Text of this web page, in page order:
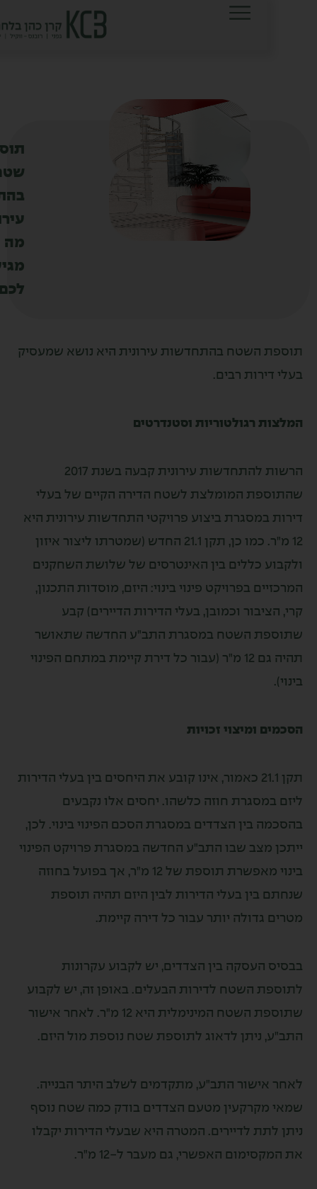
בהתחדשות
עירונית:
השטח בהתחדשות עירונית היא נושא שמעסיק
רבים.
רגולטוריות וסטנדרטים
הרשות להתחדשות עירונית קבעה בשנת 2017
המומלצת לשטח הדירה הקיים של בעלי
ביצוע פרויקטי התחדשות עירונית היא
12 מ"ר. כמו כן, תקן 21.1 החדש (שמטרתו ליצור איזון
כללים בין האינטרסים של שלושת השחקנים
בפרויקט פינוי בינוי: היזם, מוסדות התכנון,
וכמובן, בעלי הדירות הדיירים) קבע
השטח במסגרת התב"ע החדשה שתאושר
תהיה גם 12 מ"ר (עבור כל דירת קיימת במתחם הפינוי
ומיצוי זכויות
תקן 21.1 כאמור, אינו קובע את היחסים בין בעלי הדירות
חוזה כלשהו. יחסים אלו נקבעים
בין הצדדים במסגרת הסכם הפינוי בינוי. לכן,
שבו התב"ע החדשה במסגרת פרויקט הפינוי
בינוי מאפשרת תוספת של 12 מ"ר, אך בפועל בחוזה
בעלי הדירות לבין היזם תהיה תוספת
יותר עבור כל דירה קיימת.
בין הצדדים, יש לקבוע עקרונות
השטח לדירות הבעלים. באופן זה, יש לקבוע
שתוספת השטח המינימלית היא 12 מ"ר. לאחר אישור
לדאוג לתוספת שטח נוספת מול היזם.
התב"ע, מתקדמים לשלב היתר הבנייה.
מטעם הצדדים בודק כמה שטח נוסף
לדיירים. המטרה היא שבעלי הדירות יקבלו
האפשרי, גם מעבר ל-12 מ"ר.